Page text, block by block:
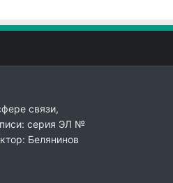
связи,
серия ЭЛ №
Белянинов